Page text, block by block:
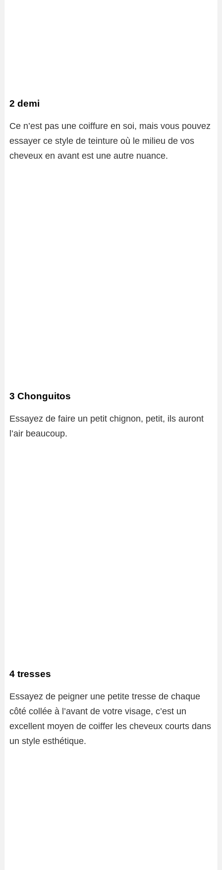
2 demi
Ce n’est pas une coiffure en soi, mais vous pouvez
essayer ce style de teinture où le milieu de vos
cheveux en avant est une autre nuance.
3 Chonguitos
Essayez de faire un petit chignon, petit, ils auront
l’air beaucoup.
4 tresses
Essayez de peigner une petite tresse de chaque
côté collée à l’avant de votre visage, c’est un
excellent moyen de coiffer les cheveux courts dans
un style esthétique.